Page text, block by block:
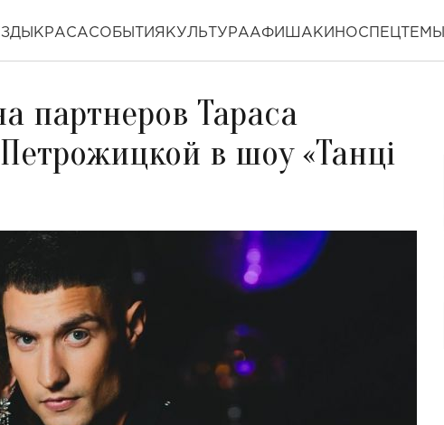
КРАСАСОБЫТИЯ КУЛЬТУРААФИША КИНОСПЕЦТЕМЫ
партнеров Тараса
в шоу «Танці